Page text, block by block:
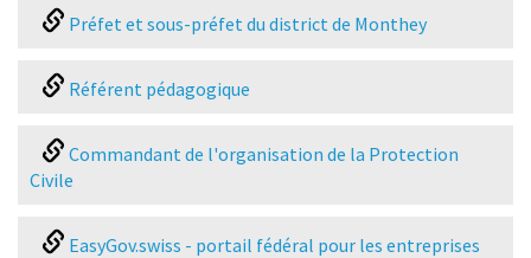
Préfet et sous-préfet du district de Monthey
Référent pédagogique
Commandant de l'organisation de la Protection
Civile
EasyGov.swiss - portail fédéral pour les entreprises